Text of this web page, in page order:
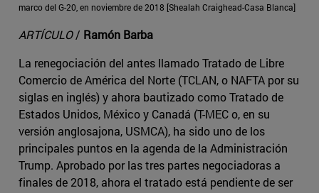
marco del G-20, en noviembre de 2018 [Shealah Craighead-Casa Blanca]
ARTÍCULO/ Ramón Barba
La renegociación del antes llamado Tratado de Libre
Comercio de América del Norte (TCLAN, o NAFTA por su
siglas en inglés) y ahora bautizado como Tratado de
Estados Unidos, México y Canadá (T-MEC o, en su
versión anglosajona, USMCA), ha sido uno de los
principales puntos en la agenda de la Administración
Trump. Aprobado por las tres partes negociadoras a
finales de 2018, ahora el tratado está pendiente de ser